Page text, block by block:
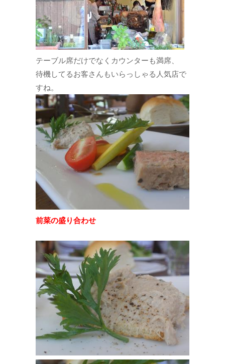
テーブル席だけでなくカウンターも満席、
待機してるお客さんもいらっしゃる人気店で
すね。
前菜の盛り合わせ